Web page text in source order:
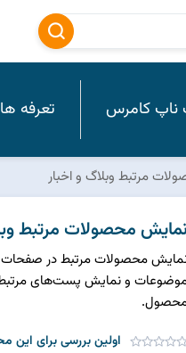
ناپ کامرس تعرفه ها
مرتبط وبلاگ و اخبار
نمایش محصولات مرتبط
محصولات مرتبط در صفحات
و نمایش پست‌های
اولین بررسی برای این